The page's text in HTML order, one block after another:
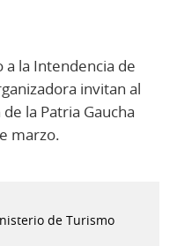
la Intendencia de
invitan al
la Patria Gaucha
marzo.
de Turismo